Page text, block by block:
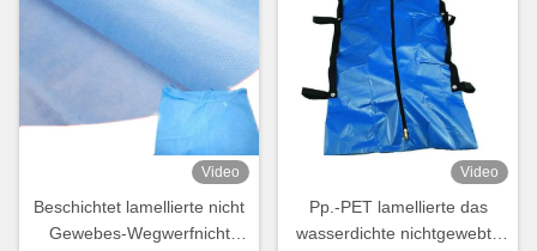
Video
Beschichtet lamellierte nicht
Gewebes-Wegwerfnicht
Video
Pp.-PET lamellierte das
wasserdichte nichtgewebte